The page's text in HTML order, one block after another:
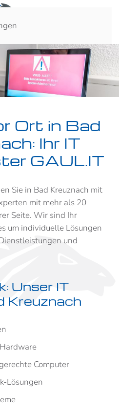
Ort in Bad
Ihr IT
GAUL.IT
Sie in Bad Kreuznach mit
mit mehr als 20
Seite. Wir sind Ihr
um individuelle Lösungen
und
Unser IT
Kreuznach
Computer
Lösungen